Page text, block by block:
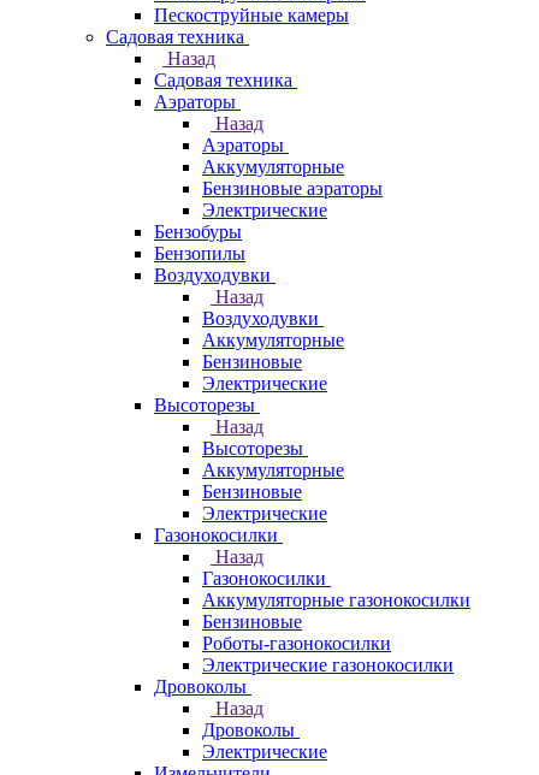
Пескоструйные камеры
Садовая техника
Назад
Садовая техника
Аэраторы
Назад
Аэраторы
Аккумуляторные
Бензиновые аэраторы
Электрические
Бензобуры
Бензопилы
Воздуходувки
Назад
Воздуходувки
Аккумуляторные
Бензиновые
Электрические
Высоторезы
Назад
Высоторезы
Аккумуляторные
Бензиновые
Электрические
Газонокосилки
Назад
Газонокосилки
Аккумуляторные газонокосилки
Бензиновые
Роботы-газонокосилки
Электрические газонокосилки
Дровоколы
Назад
Дровоколы
Электрические